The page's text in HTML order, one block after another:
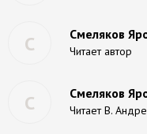
С Смеляков
Читает автор
С Смеляков
Читает В.